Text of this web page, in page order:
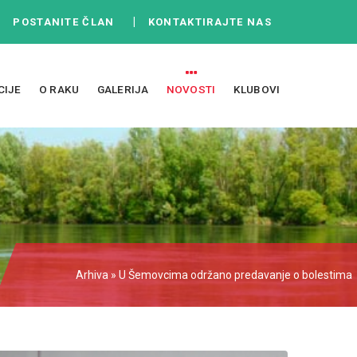
POSTANITE ČLAN KONTAKTIRAJTE NAS
O RAKU GALERIJA NOVOSTI KLUBOVI
Arhiva » U Šemovcima održano predavanje o bolestima